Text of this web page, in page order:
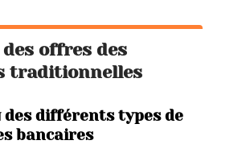
offres des
traditionnelles
des différents types de
bancaires